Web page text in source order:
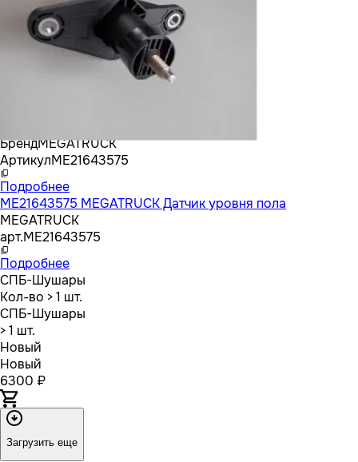
БрендMEGATRUCK
АртикулME21643575
Подробнее
ME21643575 MEGATRUCK Датчик уровня пола
MEGATRUCK
арт.ME21643575
Подробнее
СПБ-Шушары
Кол-во > 1 шт.
СПБ-Шушары
> 1 шт.
Новый
Новый
6300 ₽
Загрузить еще